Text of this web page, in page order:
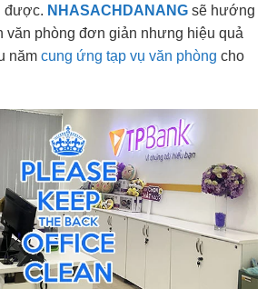
được. NHASACHDANANG sẽ hướng
văn phòng đơn giản nhưng hiệu quả
năm cung ứng tạp vụ văn phòng cho